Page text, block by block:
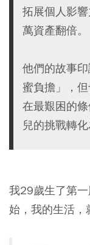
拓展個人影
萬資產翻倍。
他們的故事
蜜負擔」，
在最艱困的
兒的挑戰轉
我29歲生了第
始，我的生活，